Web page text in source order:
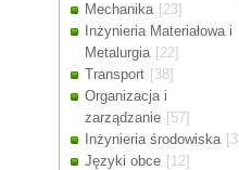
Mechanika [23]
Inżynieria Materiałowa i
Metalurgia [22]
Transport [38]
Organizacja i
zarządzanie [57]
Inżynieria środowiska
Języki obce [12]